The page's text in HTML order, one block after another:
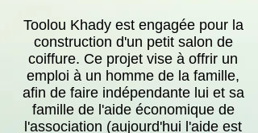
Toolou Khady est engagée pour la
construction d'un petit salon de
coiffure. Ce projet vise à offrir un
emploi à un homme de la famille,
afin de faire indépendante lui et sa
famille de l'aide économique de
l'association (aujourd'hui l'aide est